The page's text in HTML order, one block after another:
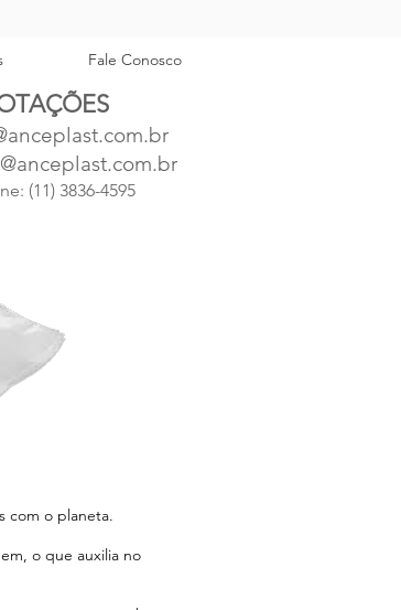
Fale Conosco
(11) 3836-4595
com o planeta.
o que auxilia no